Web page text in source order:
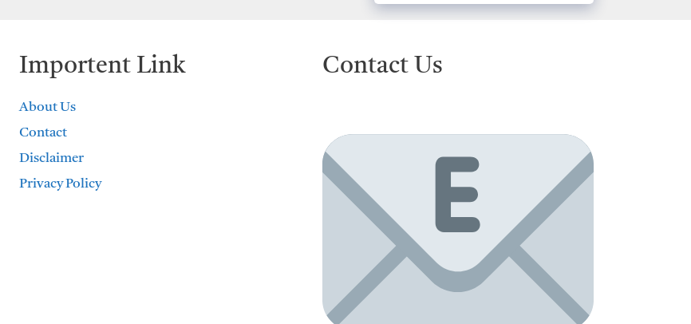
Importent Link
About Us
Contact
Disclaimer
Privacy Policy
Contact Us